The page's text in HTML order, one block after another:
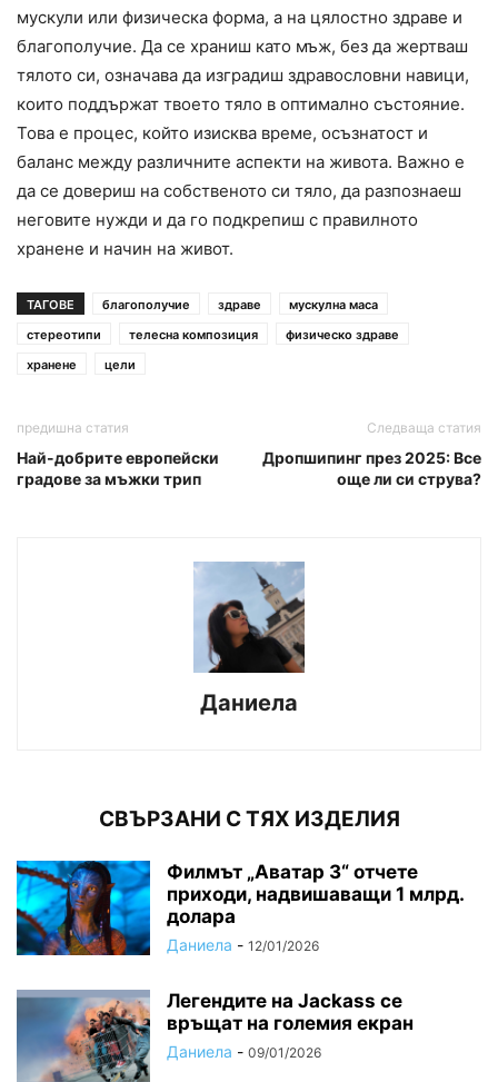
мускули или физическа форма, а на цялостно здраве и
благополучие. Да се храниш като мъж, без да жертваш
тялото си, означава да изградиш здравословни навици,
които поддържат твоето тяло в оптимално състояние.
Това е процес, който изисква време, осъзнатост и
баланс между различните аспекти на живота. Важно е
да се довериш на собственото си тяло, да разпознаеш
неговите нужди и да го подкрепиш с правилното
хранене и начин на живот.
ТАГОВЕ благополучие здраве
мускулна маса
стереотипи
телесна композиция
физическо здраве
хранене
цели
предишна статия
Най-добрите европейски
градове за мъжки трип
Следваща статия
Дропшипинг през 2025: Все
още ли си струва?
Даниела
СВЪРЗАНИ С ТЯХ ИЗДЕЛИЯ
Филмът „Аватар 3“ отчете
приходи, надвишаващи 1 млрд.
долара
Даниела - 12/01/2026
Легендите на Jackass се
връщат на големия екран
Даниела - 09/01/2026